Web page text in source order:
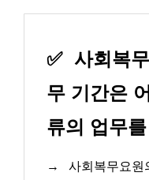
✅ 사회복
무 기간은
류의 업무
→
사회복무요원